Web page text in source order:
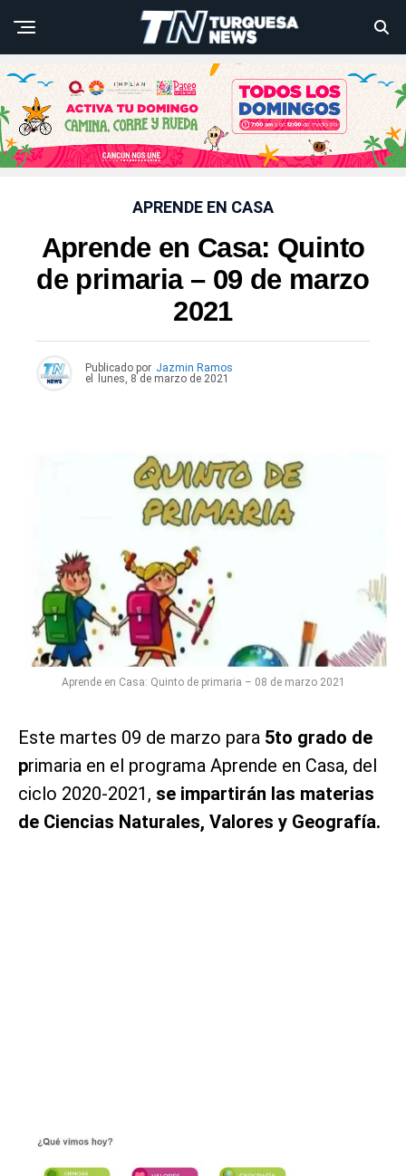
APRENDE EN CASA
Aprende en Casa: Quinto
de primaria – 09 de marzo
2021
Publicado por Jazmin Ramos
el
lunes, 8 de marzo de 2021
Aprende en Casa: Quinto de primaria – 08 de marzo 2021
Este martes 09 de marzo para 5to grado de
primaria en el programa Aprende en Casa, del
ciclo 2020-2021, se impartirán las materias
de Ciencias Naturales, Valores y Geografía.